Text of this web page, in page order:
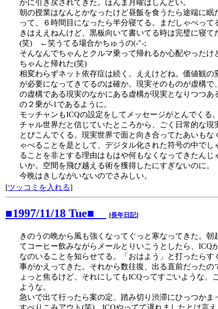
かに引き戻されてきた。ほんま月曜はしんどい。
朝の授業はなんとかなったけど昼飯を食うたら途端に眠
って、６時間目になったら半分寝てる。まだしゃべって
きはええねんけど、黒板向いて書いてる時は完璧に寝て
(笑) ←笑うてる場合かちゅうの(-"-;
そんなんでちゃんとクルマ乗って帰れるか心配やったけ
ちゃんと帰れた(笑)
相変わらずネット依存症は続く。ええけどね。価値観の
が必要になってきてるのは確か。現実そのものが虚構で
の虚構である現実のなかにある虚構が現実となりつつあ
の２乗が-1であるように。
モッチャンもICQの設定をしてメッセージがとんでくる
チャル世界だと信じていたところから、ごく日常的な現
とびこんでくる。現実世界で面と向き合ってたあいもな
ゃべることを是として、デジタル化された符号の中でし
ることを非とする理由はもはや何もなくなってきたんじ
いか。空間を飛び越える術を獲得したにすぎないのに。
今晩はきしながいないのでさみしい。
[ツッコミを入れる]
■1997/11/18 Tue■ [長年日記]
きのうの晩から風も強くなってぐっと寒なってきた。朝
てコーヒー飲みながらメールとりいこうとしたら、ICQ
なのいることを知らせてる。「おはよう」と打ったらす
事がかえってきた。それから数往復、出る直前だったの
ょっと焦るけど、それにしてもICQってすごいような、
ような。
急いで出て行ったら案の定、踏み切り渋滞にひっつかま